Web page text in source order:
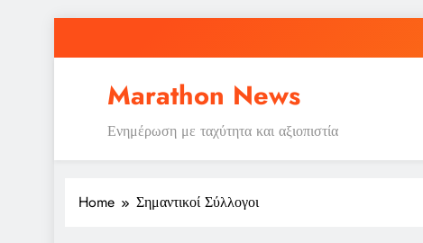
Marathon News
Ενημέρωση με ταχύτητα και αξιοπιστία
Home Σημαντικοί Σύλλογοι